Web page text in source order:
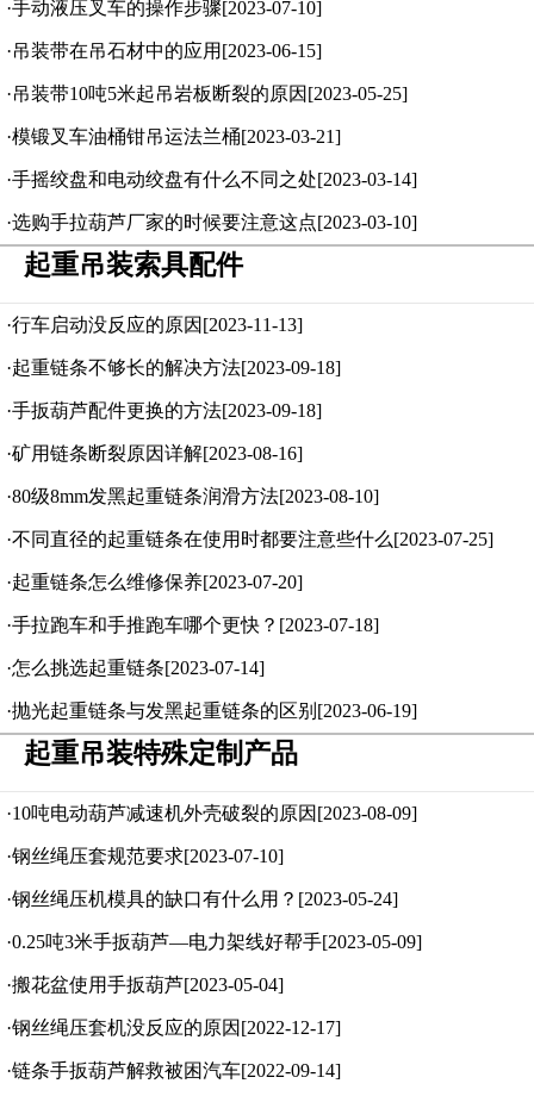
·手动液压叉车的操作步骤[2023-07-10]
·吊装带在吊石材中的应用[2023-06-15]
·吊装带10吨5米起吊岩板断裂的原因[2023-05-25]
·模锻叉车油桶钳吊运法兰桶[2023-03-21]
·手摇绞盘和电动绞盘有什么不同之处[2023-03-14]
·选购手拉葫芦厂家的时候要注意这点[2023-03-10]
起重吊装索具配件
·行车启动没反应的原因[2023-11-13]
·起重链条不够长的解决方法[2023-09-18]
·手扳葫芦配件更换的方法[2023-09-18]
·矿用链条断裂原因详解[2023-08-16]
·80级8mm发黑起重链条润滑方法[2023-08-10]
·不同直径的起重链条在使用时都要注意些什么[2023-07-25]
·起重链条怎么维修保养[2023-07-20]
·手拉跑车和手推跑车哪个更快？[2023-07-18]
·怎么挑选起重链条[2023-07-14]
·抛光起重链条与发黑起重链条的区别[2023-06-19]
起重吊装特殊定制产品
·10吨电动葫芦减速机外壳破裂的原因[2023-08-09]
·钢丝绳压套规范要求[2023-07-10]
·钢丝绳压机模具的缺口有什么用？[2023-05-24]
·0.25吨3米手扳葫芦—电力架线好帮手[2023-05-09]
·搬花盆使用手扳葫芦[2023-05-04]
·钢丝绳压套机没反应的原因[2022-12-17]
·链条手扳葫芦解救被困汽车[2022-09-14]